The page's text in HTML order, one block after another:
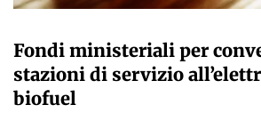
Fondi ministeriali per
stazioni di servizio
biofuel